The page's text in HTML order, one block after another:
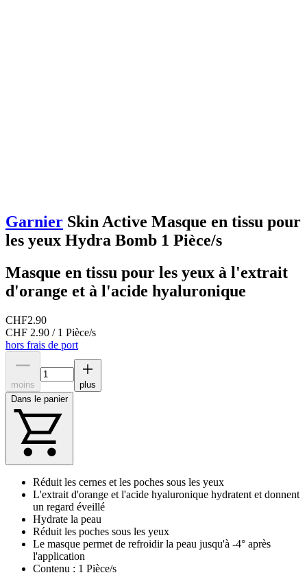
Garnier Skin Active Masque en tissu pour
les yeux Hydra Bomb 1 Pièce/s
Masque en tissu pour les yeux à l'extrait
d'orange et à l'acide hyaluronique
CHF2.90
CHF 2.90 / 1 Pièce/s
hors frais de port
moins
plus
Dans le panier
Réduit les cernes et les poches sous les yeux
L'extrait d'orange et l'acide hyaluronique hydratent et donnent
un regard éveillé
Hydrate la peau
Réduit les poches sous les yeux
Le masque permet de refroidir la peau jusqu'à -4° après
l'application
Contenu : 1 Pièce/s